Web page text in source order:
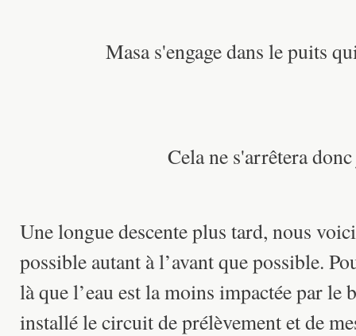
Masa s'engage dans le puits
Cela ne s'arrêtera
Une longue descente plus tard, nous
possible autant à l’avant que possible.
là que l’eau est la moins impactée par le
installé le circuit de prélèvement et de